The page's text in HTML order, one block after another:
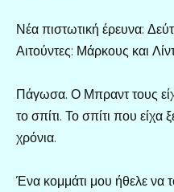
Νέα πιστωτική έρευνα:
Αιτούντες: Μάρκους και
Πάγωσα. Ο Μπραντ τους
το σπίτι. Το σπίτι που είχα
χρόνια.
Ένα κομμάτι μου ήθελε να